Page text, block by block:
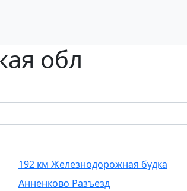
обл
192 км Железнодорожная будка
Анненково Разъезд